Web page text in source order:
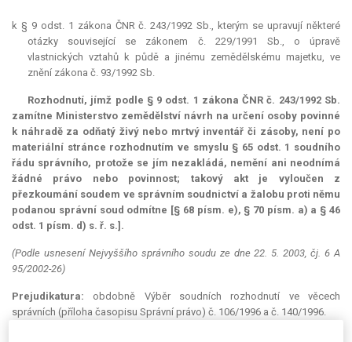
k § 9 odst. 1 zákona ČNR č. 243/1992 Sb., kterým se upravují některé
otázky související se zákonem č. 229/1991 Sb., o úpravě
vlastnických vztahů k půdě a jinému zemědělskému majetku, ve
znění zákona č. 93/1992 Sb.
Rozhodnutí, jímž podle § 9 odst. 1 zákona ČNR č. 243/1992 Sb.
zamítne Ministerstvo zemědělství návrh na určení osoby povinné
k náhradě za odňatý živý nebo mrtvý inventář či zásoby, není po
materiální stránce rozhodnutím ve smyslu § 65 odst. 1 soudního
řádu správního, protože se jím nezakládá, nemění ani neodnímá
žádné právo nebo povinnost; takový akt je vyloučen z
přezkoumání soudem ve správním soudnictví a žalobu proti němu
podanou správní soud odmítne [§ 68 písm. e), § 70 písm. a) a § 46
odst. 1 písm. d) s. ř. s.].
(Podle usnesení Nejvyššího správního soudu ze dne 22. 5. 2003, čj. 6 A
95/2002-26)
Prejudikatura: obdobně Výběr soudních rozhodnutí ve věcech
správních (příloha časopisu Správní právo) č. 106/1996 a č. 140/1996.